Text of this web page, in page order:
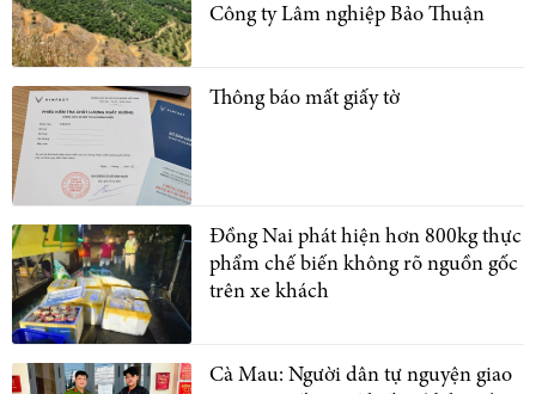
Công ty Lâm nghiệp Bảo Thuận
Thông báo mất giấy tờ
Đồng Nai phát hiện hơn 800kg thực
phẩm chế biến không rõ nguồn gốc
trên xe khách
Cà Mau: Người dân tự nguyện giao